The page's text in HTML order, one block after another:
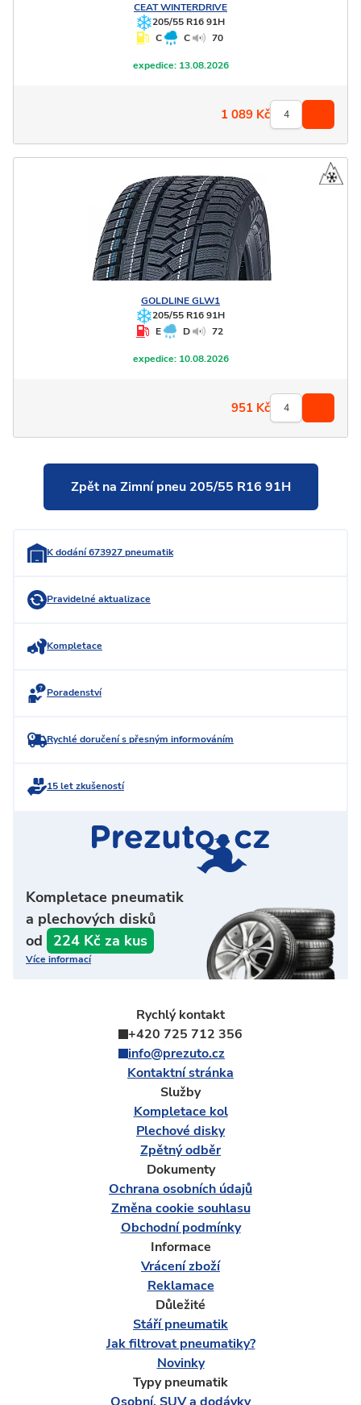
CEATWINTERDRIVE
205/55 R16 91H
C
C 70
expedice:13.08.2026
1 089 Kč
GOLDLINEGLW1
205/55 R16 91H
E
D 72
expedice:10.08.2026
951 Kč
Zpět na Zimní pneu 205/55 R16 91H
K dodání 673927 pneumatik
Pravidelné aktualizace
Kompletace
Poradenství
Rychlé doručení s přesným informováním
15 let zkušeností
Kompletace pneumatik
a plechových disků
od
224 Kč za kus
Více informací
Rychlý kontakt
+420 725 712 356
info@prezuto.cz
Kontaktní stránka
Služby
Kompletace kol
Plechové disky
Zpětný odběr
Dokumenty
Ochrana osobních údajů
Změna cookie souhlasu
Obchodní podmínky
Informace
Vrácení zboží
Reklamace
Důležité
Stáří pneumatik
Jak filtrovat pneumatiky?
Novinky
Typy pneumatik
Osobní, SUV a dodávky